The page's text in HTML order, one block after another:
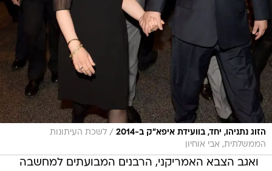
הזוג נתניהו, יחד, בוועידת איפא"ק ב-2014 / לשכת העיתונות
הממשלתית, אבי אוחיון
ואגב הצבא האמריקני, הרבנים המבועתים למחשבה